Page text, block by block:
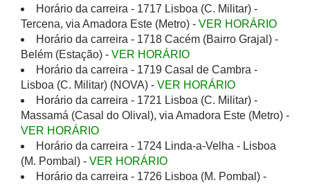
Horário da carreira - 1717 Lisboa (C. Militar) -
Tercena, via Amadora Este (Metro) - VER HORÁRIO
Horário da carreira - 1718 Cacém (Bairro Grajal) -
Belém (Estação) - VER HORÁRIO
Horário da carreira - 1719 Casal de Cambra -
Lisboa (C. Militar) (NOVA) - VER HORÁRIO
Horário da carreira - 1721 Lisboa (C. Militar) -
Massamá (Casal do Olival), via Amadora Este (Metro) -
VER HORÁRIO
Horário da carreira - 1724 Linda-a-Velha - Lisboa
(M. Pombal) - VER HORÁRIO
Horário da carreira - 1726 Lisboa (M. Pombal) -